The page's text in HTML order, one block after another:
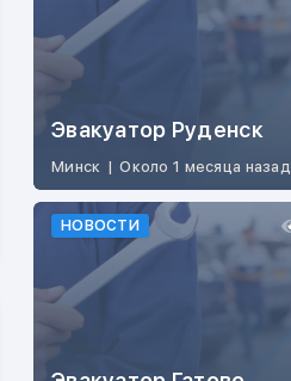
Эвакуатор Руденск
Минск | Около 1 месяца назад
НОВОСТИ